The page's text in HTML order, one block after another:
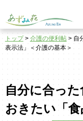
トップ> 介護の便利帖> 自
表示法」＜介護の基本＞
自分に合っ
おきたい「食